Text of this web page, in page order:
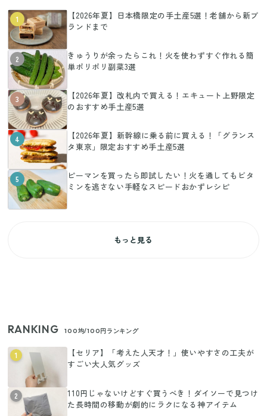
1
【2026年夏】日本橋限定の手土産5選！老舗から新ブ
ランドまで
2
きゅうりが余ったらこれ！火を使わずすぐ作れる簡
単ポリポリ副菜3選
3
【2026年夏】改札内で買える！エキュート上野限定
のおすすめ手土産5選
4
【2026年夏】新幹線に乗る前に買える！「グランス
タ東京」限定おすすめ手土産5選
5
ピーマンを買ったら即試したい！火を通してもビタ
ミンを逃さない手軽なスピードおかずレシピ
もっと見る
RANKING 100均/100円ランキング
1
【セリア】「考えた人天才！」使いやすさの工夫が
すごい大人気グッズ
2
110円じゃないけどすぐ買うべき！ダイソーで見つけ
た長時間の移動が劇的にラクになる神アイテム